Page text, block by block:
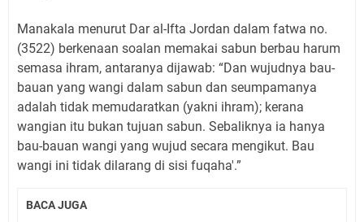
Manakala menurut Dar al-Ifta Jordan dalam fatwa no.
(3522) berkenaan soalan memakai sabun berbau harum
semasa ihram, antaranya dijawab: “Dan wujudnya bau-
bauan yang wangi dalam sabun dan seumpamanya
adalah tidak memudaratkan (yakni ihram); kerana
wangian itu bukan tujuan sabun. Sebaliknya ia hanya
bau-bauan wangi yang wujud secara mengikut. Bau
wangi ini tidak dilarang di sisi fuqaha'.”
BACA JUGA